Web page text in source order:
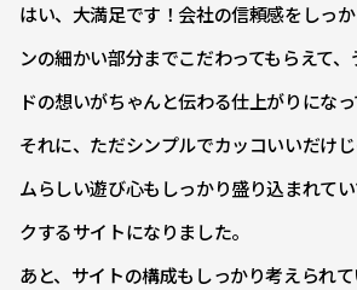
はい、大満足です！会社の信頼感をしっ
ンの細かい部分までこだわってもらえて
ドの想いがちゃんと伝わる仕上がりになっ
それに、ただシンプルでカッコいいだけ
ムらしい遊び心もしっかり盛り込まれて
クするサイトになりました。
あと、サイトの構成もしっかり考えられ